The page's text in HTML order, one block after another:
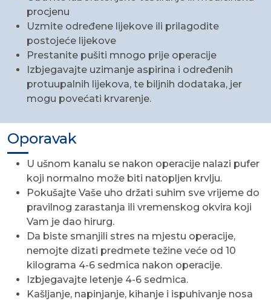
procjenu
Uzmite određene lijekove ili prilagodite
postojeće lijekove
Prestanite pušiti mnogo prije operacije
Izbjegavajte uzimanje aspirina i određenih
protuupalnih lijekova, te biljnih dodataka, jer
mogu povećati krvarenje.
Oporavak
U ušnom kanalu se nakon operacije nalazi pufer
koji normalno može biti natopljen krvlju.
Pokušajte Vaše uho držati suhim sve vrijeme do
pravilnog zarastanja ili vremenskog okvira koji
Vam je dao hirurg.
Da biste smanjili stres na mjestu operacije,
nemojte dizati predmete težine veće od 10
kilograma 4-6 sedmica nakon operacije.
Izbjegavajte letenje 4-6 sedmica.
Kašljanje, napinjanje, kihanje i ispuhivanje nosa